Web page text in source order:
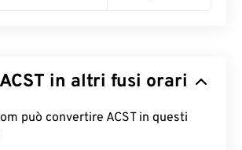
in altri fusi orari
può convertire ACST in questi